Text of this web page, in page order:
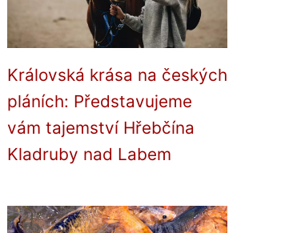
Královská krása na českých
pláních: Představujeme
vám tajemství Hřebčína
Kladruby nad Labem